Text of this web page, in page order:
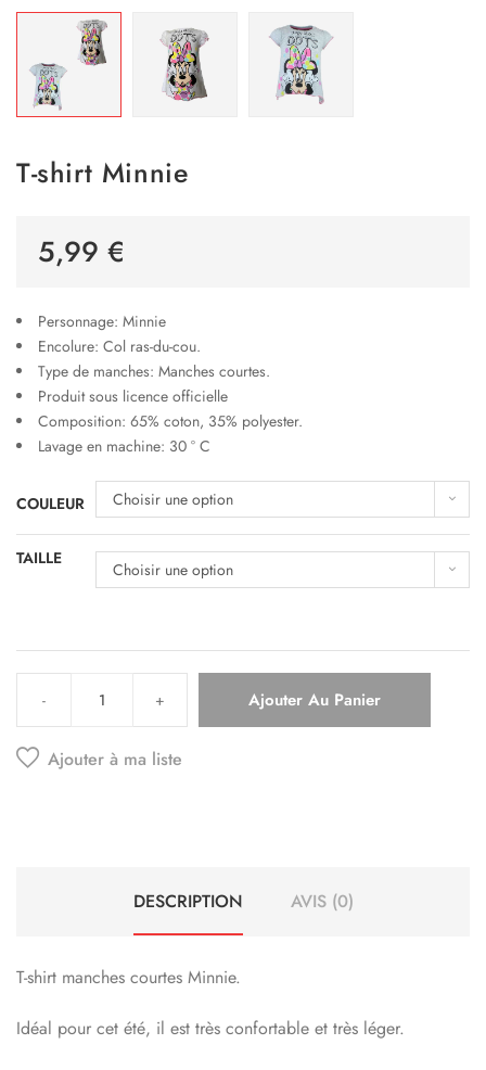
T-shirt Minnie
5,99 €
Personnage: Minnie
Encolure: Col ras-du-cou.
Type de manches: Manches courtes.
Produit sous licence officielle
Composition: 65% coton, 35% polyester.
Lavage en machine: 30 ° C
COULEUR Choisir une option
TAILLE
Choisir une option
- + Ajouter Au Panier
Ajouter à ma liste
DESCRIPTION AVIS (0)
T-shirt manches courtes Minnie.
Idéal pour cet été, il est très confortable et très léger.